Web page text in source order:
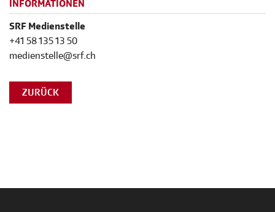
INFORMATIONEN
SRF Medienstelle
+41 58 135 13 50
medienstelle@srf.ch
ZURÜCK